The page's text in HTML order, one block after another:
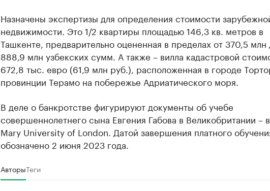
Назначены экспертизы для определения стоимости
недвижимости. Это 1/2 квартиры площадью 146,3 кв. метров в
Ташкенте, предварительно оцененная в пределах от 370,5 млн
888,9 млн узбекских сумм. А также – вилла кадастровой
672,8 тыс. евро (61,9 млн руб.), расположенная в городе
провинции Терамо на побережье Адриатического моря.
В деле о банкротстве фигурируют документы об учебе
совершеннолетнего сына Евгения Габова в Великобритании –
Mary University of London. Датой завершения платного
обозначено 2 июня 2023 года.
АвторыТеги